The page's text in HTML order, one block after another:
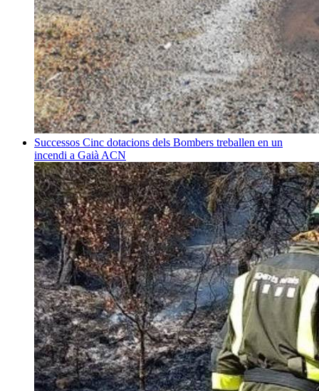
Successos Cinc dotacions dels Bombers treballen en un
incendi a Gaià ACN